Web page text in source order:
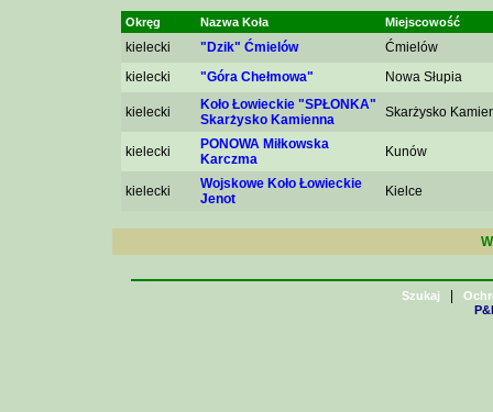
Okręg Nazwa Koła Miejscowość
kielecki "Dzik" Ćmielów
Ćmielów
kielecki
"Góra Chełmowa" Nowa Słupia
kielecki
Koło Łowieckie "SPŁONKA"
Skarżysko Kamienna
Skarżysko
kielecki
PONOWA Miłkowska
Karczma
Kunów
kielecki
Wojskowe Koło Łowieckie
Jenot
Kielce
Szukaj